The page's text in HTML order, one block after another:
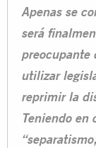
Apenas se
será
preocupante
utilizar
reprimir la
Teniendo en